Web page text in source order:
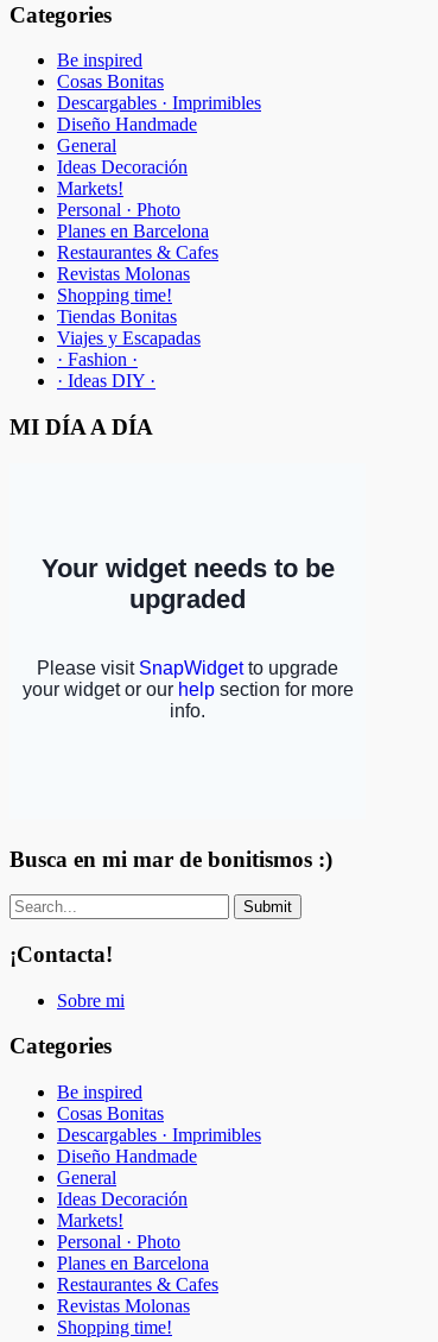
Categories
Be inspired
Cosas Bonitas
Descargables · Imprimibles
Diseño Handmade
General
Ideas Decoración
Markets!
Personal · Photo
Planes en Barcelona
Restaurantes & Cafes
Revistas Molonas
Shopping time!
Tiendas Bonitas
Viajes y Escapadas
· Fashion ·
· Ideas DIY ·
MI DÍA A DÍA
Busca en mi mar de bonitismos :)
¡Contacta!
Sobre mi
Categories
Be inspired
Cosas Bonitas
Descargables · Imprimibles
Diseño Handmade
General
Ideas Decoración
Markets!
Personal · Photo
Planes en Barcelona
Restaurantes & Cafes
Revistas Molonas
Shopping time!